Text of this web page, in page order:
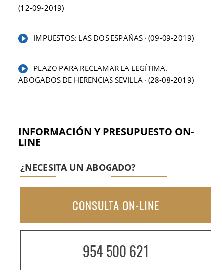
(12-09-2019)
IMPUESTOS: LAS DOS ESPAÑAS · (09-09-2019)
PLAZO PARA RECLAMAR LA LEGÍTIMA.
ABOGADOS DE HERENCIAS SEVILLA · (28-08-2019)
PARA QUE SIRVE LA FIGURA DEL CONTADOR-
PARTIDOR. ABOGADOS EN HERENCIAS. · (08-06-
INFORMACIÓN Y PRESUPUESTO ON-
LINE
¿NECESITA UN ABOGADO?
CONSULTA ON-LINE
954 500 621